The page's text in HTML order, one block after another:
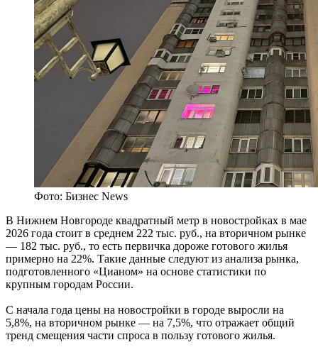
Фото: Бизнес News
В Нижнем Новгороде квадратный метр в новостройках в мае
2026 года стоит в среднем 222 тыс. руб., на вторичном рынке
— 182 тыс. руб., то есть первичка дороже готового жилья
примерно на 22%. Такие данные следуют из анализа рынка,
подготовленного «Цианом» на основе статистики по
крупным городам России.
С начала года цены на новостройки в городе выросли на
5,8%, на вторичном рынке — на 7,5%, что отражает общий
тренд смещения части спроса в пользу готового жилья.